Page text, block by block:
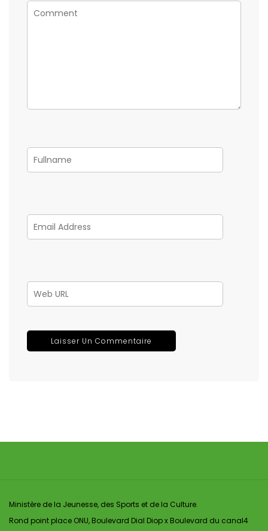
Ministère de la Jeunesse, des Sports et de la Culture.
Rond point place ONU, Boulevard Dial Diop x Boulevard du canal4